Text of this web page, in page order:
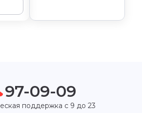
97-09-09
поддержка с 9 до 23